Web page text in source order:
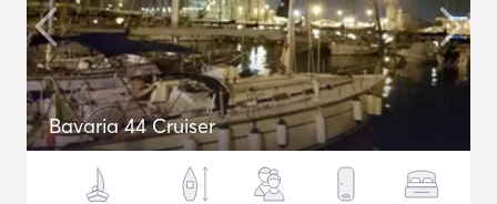
Bavaria 44 Cruiser